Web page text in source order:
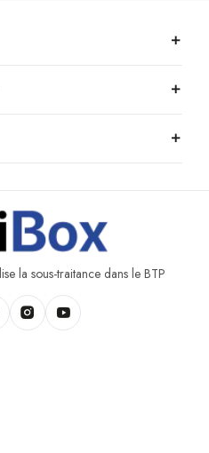
la sous-traitance dans le BTP